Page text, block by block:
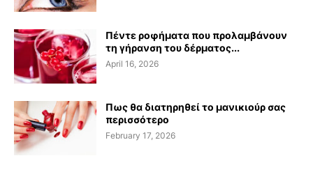
Πέντε ροφήματα που προλαμβάνουν
τη γήρανση του δέρματος...
April 16, 2026
Πως θα διατηρηθεί το μανικιούρ σας
περισσότερο
February 17, 2026